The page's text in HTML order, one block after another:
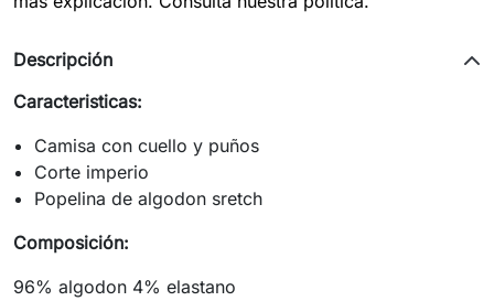
Descripción
Caracteristicas:
Camisa con cuello y puños
Corte imperio
Popelina de algodon sretch
Composición:
96% algodon 4% elastano